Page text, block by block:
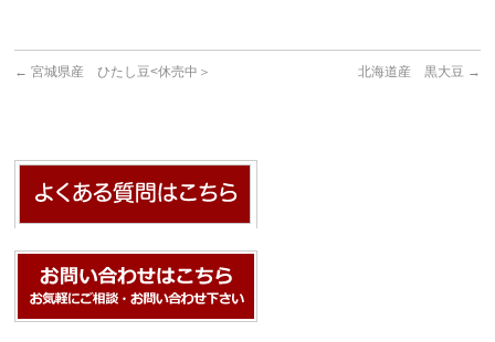
← 宮城県産 ひたし豆<休売中＞ 北海道産 黒大豆 →